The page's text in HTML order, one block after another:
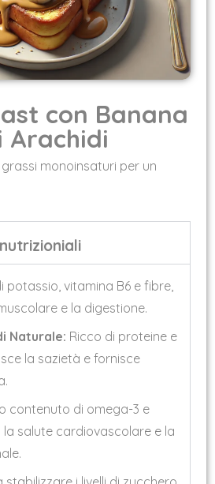
con Banana
Arachidi
monoinsaturi per un
potassio, vitamina B6 e fibre,
e la digestione.
Naturale: Ricco di proteine e
la sazietà e fornisce
contenuto di omega-3 e
salute cardiovascolare e la